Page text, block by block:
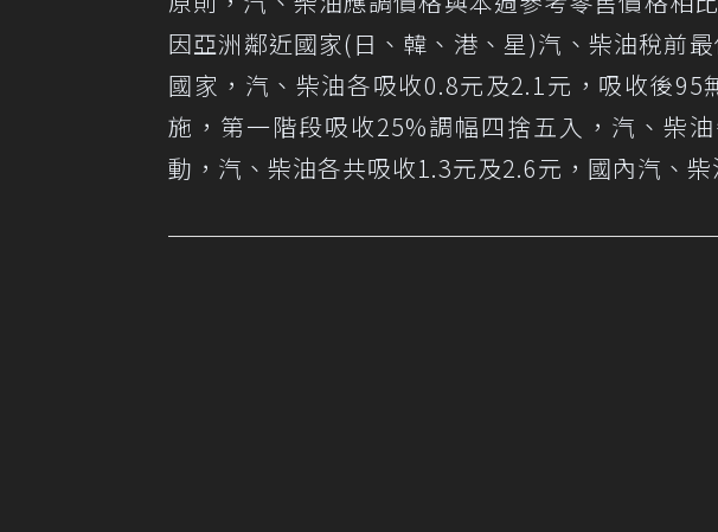
因亞洲鄰近國家(日、韓、港、星)汽、柴油稅前
國家，汽、柴油各吸收0.8元及2.1元，吸收後
施，第一階段吸收25%調幅四捨五入，汽、柴
動，汽、柴油各共吸收1.3元及2.6元，國內汽、